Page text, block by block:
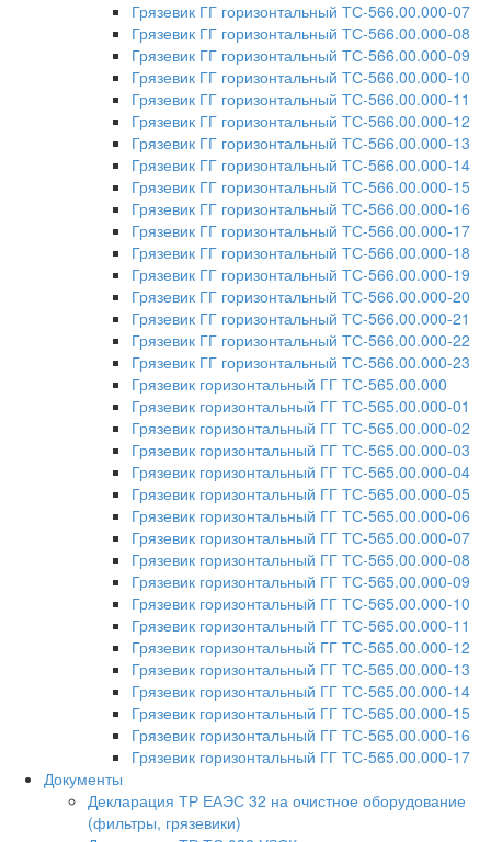
Грязевик ГГ горизонтальный ТС-566.00.000-07
Грязевик ГГ горизонтальный ТС-566.00.000-08
Грязевик ГГ горизонтальный ТС-566.00.000-09
Грязевик ГГ горизонтальный ТС-566.00.000-10
Грязевик ГГ горизонтальный ТС-566.00.000-11
Грязевик ГГ горизонтальный ТС-566.00.000-12
Грязевик ГГ горизонтальный ТС-566.00.000-13
Грязевик ГГ горизонтальный ТС-566.00.000-14
Грязевик ГГ горизонтальный ТС-566.00.000-15
Грязевик ГГ горизонтальный ТС-566.00.000-16
Грязевик ГГ горизонтальный ТС-566.00.000-17
Грязевик ГГ горизонтальный ТС-566.00.000-18
Грязевик ГГ горизонтальный ТС-566.00.000-19
Грязевик ГГ горизонтальный ТС-566.00.000-20
Грязевик ГГ горизонтальный ТС-566.00.000-21
Грязевик ГГ горизонтальный ТС-566.00.000-22
Грязевик ГГ горизонтальный ТС-566.00.000-23
Грязевик горизонтальный ГГ ТС-565.00.000
Грязевик горизонтальный ГГ ТС-565.00.000-01
Грязевик горизонтальный ГГ ТС-565.00.000-02
Грязевик горизонтальный ГГ ТС-565.00.000-03
Грязевик горизонтальный ГГ ТС-565.00.000-04
Грязевик горизонтальный ГГ ТС-565.00.000-05
Грязевик горизонтальный ГГ ТС-565.00.000-06
Грязевик горизонтальный ГГ ТС-565.00.000-07
Грязевик горизонтальный ГГ ТС-565.00.000-08
Грязевик горизонтальный ГГ ТС-565.00.000-09
Грязевик горизонтальный ГГ ТС-565.00.000-10
Грязевик горизонтальный ГГ ТС-565.00.000-11
Грязевик горизонтальный ГГ ТС-565.00.000-12
Грязевик горизонтальный ГГ ТС-565.00.000-13
Грязевик горизонтальный ГГ ТС-565.00.000-14
Грязевик горизонтальный ГГ ТС-565.00.000-15
Грязевик горизонтальный ГГ ТС-565.00.000-16
Грязевик горизонтальный ГГ ТС-565.00.000-17
Документы
Декларация ТР ЕАЭС 32 на очистное оборудование
(фильтры, грязевики)​